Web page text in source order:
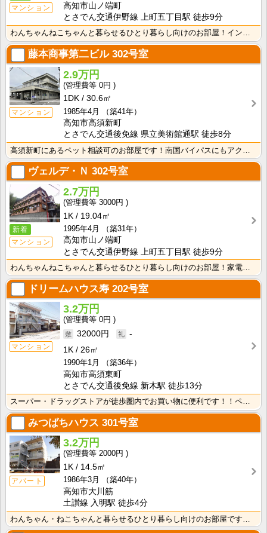
マンション
高知市山ノ端町
とさでん交通伊野線 上町五丁目駅 徒歩9分
わんちゃんねこちゃんと暮らせるひとり暮らし向けのお部屋！インターネット月額接続使用無料なので、月々の･･･
藤本商事第二ビル302号室
マンション
2.9万円
0円
1DK
30.6㎡
1985年4月
（築41年）
高知市高須新町
とさでん交通後免線 県立美術館通駅 徒歩8分
ヴェルデ・Ｎ 302号室
新着
マンション
2.7万円
3000円
1K
19.04㎡
1995年4月
（築31年）
高知市山ノ端町
とさでん交通伊野線 上町五丁目駅 徒歩9分
ドリームハウス寿 202号室
マンション
3.2万円
0円
32000円
-
1K
26㎡
1990年1月
（築36年）
高知市高須東町
とさでん交通後免線 新木駅 徒歩13分
みつばちハウス 301号室
アパート
3.2万円
2000円
1K
14.5㎡
1986年3月
（築40年）
高知市大川筋
土讃線 入明駅 徒歩4分